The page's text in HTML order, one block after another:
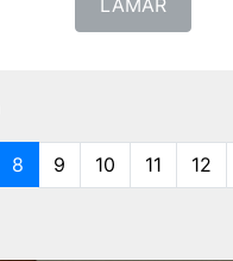
LAMAR
8 9 10 11 12